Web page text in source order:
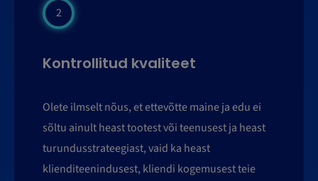
2
Kontrollitud kvaliteet
Olete ilmselt nõus, et ettevõtte maine ja edu ei
sõltu ainult heast tootest või teenusest ja heast
turundusstrateegiast, vaid ka heast
klienditeenindusest, kliendi kogemusest teie